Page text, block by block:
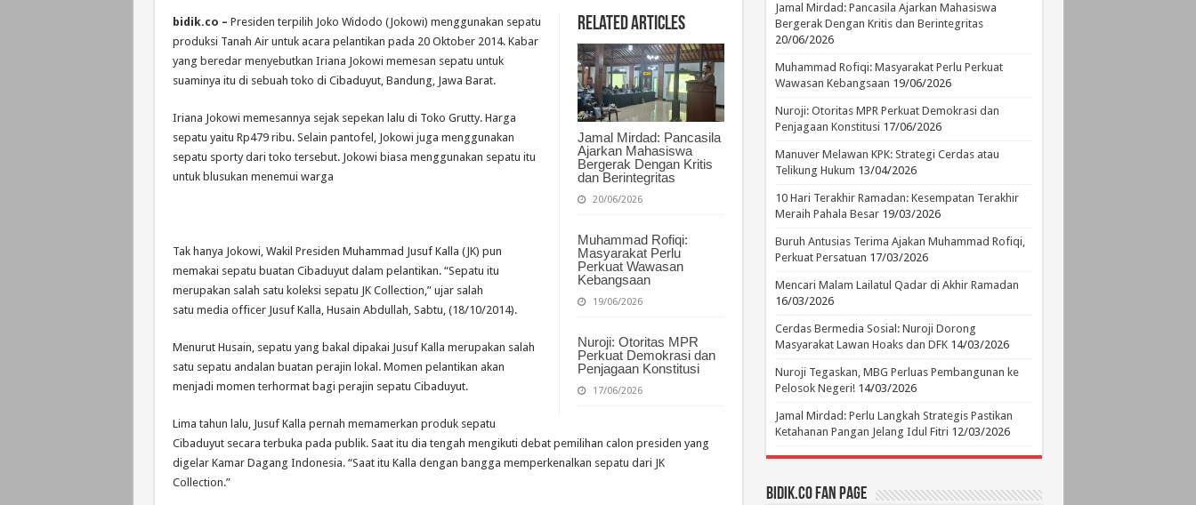
Related Articles
Jamal Mirdad: Pancasila
Ajarkan Mahasiswa
Bergerak Dengan Kritis
dan Berintegritas
20/06/2026
Muhammad Rofiqi:
Masyarakat Perlu
Perkuat Wawasan
Kebangsaan
19/06/2026
Nuroji: Otoritas MPR
Perkuat Demokrasi dan
Penjagaan Konstitusi
17/06/2026
bidik.co – Presiden terpilih Joko Widodo (Jokowi) menggunakan sepatu
produksi Tanah Air untuk acara pelantikan pada 20 Oktober 2014. Kabar
yang beredar menyebutkan Iriana Jokowi memesan sepatu untuk
suaminya itu di sebuah toko di Cibaduyut, Bandung, Jawa Barat.
Iriana Jokowi memesannya sejak sepekan lalu di Toko Grutty. Harga
sepatu yaitu Rp479 ribu. Selain pantofel, Jokowi juga menggunakan
sepatu sporty dari toko tersebut. Jokowi biasa menggunakan sepatu itu
untuk blusukan menemui warga
Tak hanya Jokowi, Wakil Presiden Muhammad Jusuf Kalla (JK) pun
memakai sepatu buatan Cibaduyut dalam pelantikan. “Sepatu itu
merupakan salah satu koleksi sepatu JK Collection,” ujar salah
satu media officer Jusuf Kalla, Husain Abdullah, Sabtu, (18/10/2014).
Menurut Husain, sepatu yang bakal dipakai Jusuf Kalla merupakan salah
satu sepatu andalan buatan perajin lokal. Momen pelantikan akan
menjadi momen terhormat bagi perajin sepatu Cibaduyut.
Lima tahun lalu, Jusuf Kalla pernah memamerkan produk sepatu
Cibaduyut secara terbuka pada publik. Saat itu dia tengah mengikuti debat pemilihan calon presiden yang
digelar Kamar Dagang Indonesia. “Saat itu Kalla dengan bangga memperkenalkan sepatu dari JK
Collection.”
Jamal Mirdad: Pancasila Ajarkan Mahasiswa
Bergerak Dengan Kritis dan Berintegritas
20/06/2026
Muhammad Rofiqi: Masyarakat Perlu Perkuat
Wawasan Kebangsaan 19/06/2026
Nuroji: Otoritas MPR Perkuat Demokrasi dan
Penjagaan Konstitusi 17/06/2026
Manuver Melawan KPK: Strategi Cerdas atau
Telikung Hukum 13/04/2026
10 Hari Terakhir Ramadan: Kesempatan Terakhir
Meraih Pahala Besar 19/03/2026
Buruh Antusias Terima Ajakan Muhammad Rofiqi,
Perkuat Persatuan 17/03/2026
Mencari Malam Lailatul Qadar di Akhir Ramadan
16/03/2026
Cerdas Bermedia Sosial: Nuroji Dorong
Masyarakat Lawan Hoaks dan DFK 14/03/2026
Nuroji Tegaskan, MBG Perluas Pembangunan ke
Pelosok Negeri! 14/03/2026
Jamal Mirdad: Perlu Langkah Strategis Pastikan
Ketahanan Pangan Jelang Idul Fitri 12/03/2026
BIDIK.CO Fan Page